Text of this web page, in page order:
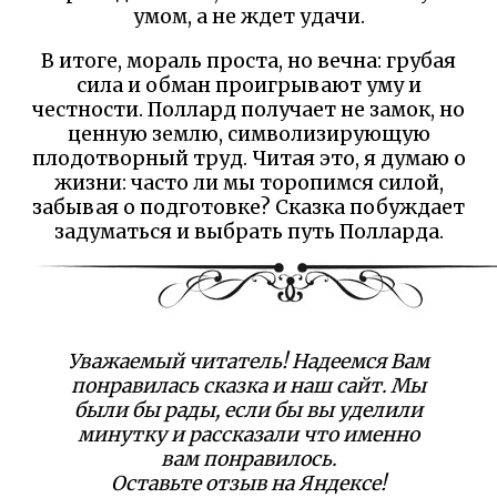
умом, а не ждет удачи.
В итоге, мораль проста, но вечна: грубая
сила и обман проигрывают уму и
честности. Поллард получает не замок, но
ценную землю, символизирующую
плодотворный труд. Читая это, я думаю о
жизни: часто ли мы торопимся силой,
забывая о подготовке? Сказка побуждает
задуматься и выбрать путь Полларда.
Уважаемый читатель! Надеемся Вам
понравилась сказка и наш сайт. Мы
были бы рады, если бы вы уделили
минутку и рассказали что именно
вам понравилось.
Оставьте отзыв на Яндексе!